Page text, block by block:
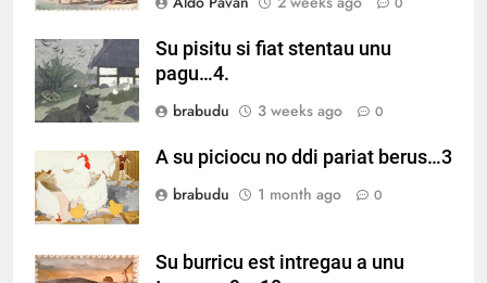
Su pisitu si fiat stentau unu
pagu…4.
brabudu
3 weeks ago 0
A su piciocu no ddi pariat berus…3
brabudu
1 month ago 0
Su burricu est intregau a unu